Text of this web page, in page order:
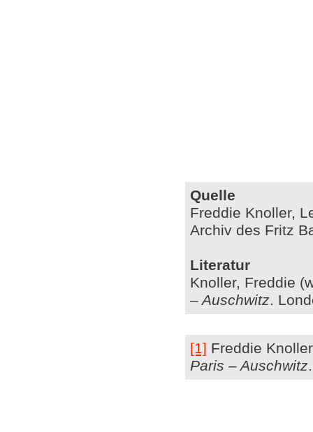
Quelle
Freddie Knoller,
Archiv des Fritz
Literatur
Knoller, Freddie
– Auschwitz.
[1] Freddie
Paris – Auschwitz